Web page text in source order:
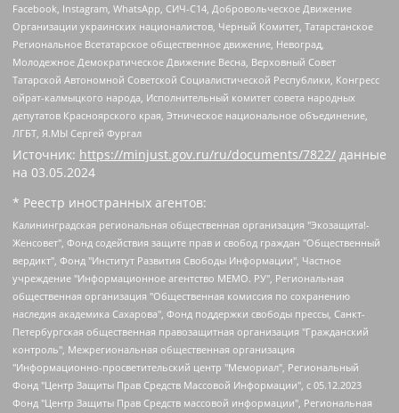
Facebook, Instagram, WhatsApp, СИЧ-С14, Добровольческое Движение
Организации украинских националистов, Черный Комитет, Татарстанское
Региональное Всетатарское общественное движение, Невоград,
Молодежное Демократическое Движение Весна, Верховный Совет
Татарской Автономной Советской Социалистической Республики, Конгресс
ойрат-калмыцкого народа, Исполнительный комитет совета народных
депутатов Красноярского края, Этническое национальное объединение,
ЛГБТ, Я.МЫ Сергей Фургал
Источник: https://minjust.gov.ru/ru/documents/7822/ данные
на 03.05.2024
* Реестр иностранных агентов:
Калининградская региональная общественная организация "Экозащита!-Женсовет", Фонд содействия защите прав и свобод граждан "Общественный вердикт", Фонд "Институт Развития Свободы Информации", Частное учреждение "Информационное агентство МЕМО. РУ", Региональная общественная организация "Общественная комиссия по сохранению наследия академика Сахарова", Фонд поддержки свободы прессы, Санкт-Петербургская общественная правозащитная организация "Гражданский контроль", Межрегиональная общественная организация "Информационно-просветительский центр "Мемориал", Региональный Фонд "Центр Защиты Прав Средств Массовой Информации", с 05.12.2023 Фонд "Центр Защиты Прав Средств массовой информации", Региональная общественная благотворительная организация помощи беженцам и мигрантам "Гражданское содействие", Негосударственное образовательное учреждение дополнительного профессионального образования (повышение квалификации) специалистов "АКАДЕМИЯ ПО ПРАВАМ ЧЕЛОВЕКА", Свердловская региональная общественная организация "Сутяжник", Автономная некоммерческая организация "Центр независимых социологических исследований", Союз общественных объединений "Российский исследовательский центр по правам человека", Региональное общественное учреждение научно-информационный центр "МЕМОРИАЛ", Некоммерческая организация "Фонд защиты гласности", Автономная некоммерческая организация "Институт прав человека", Городская общественная организация "Екатеринбургское общество "МЕМОРИАЛ", Городская общественная организация "Рязанское историко-просветительское и правозащитное общество "Мемориал" (Рязанский Мемориал), Челябинский региональный орган общественной самодеятельности – женское общественное объединение "Женщины Евразии", Челябинский региональный орган общественной самодеятельности "Уральская правозащитная группа", Фонд содействия защите здоровья и социальной справедливости имени Андрея Рылькова, Автономная Некоммерческая Организация "Аналитический Центр Юрия Левады", Автономная некоммерческая организация социальной поддержки населения "Проект Апрель", Региональная общественная организация помощи женщинам и детям, находящимся в кризисной ситуации "Информационно-методический центр "Анна", Фонд содействия развитию массовых коммуникаций и правовому просвещению "Так-так-Так", Фонд содействия устойчивому развитию "Серебряная тайга", Свердловский региональный общественный фонд социальных проектов "Новое время", "Idel.Реалии", Кавказ.Реалии, Крым.Реалии, Телеканал Настоящее Время, Татаро-башкирская служба Радио Свобода (Azatliq Radiosi), Радио Свободная Европа/Радио Свобода (PCE/PC), "Сибирь.Реалии", "Фактограф", Благотворительный фонд помощи осужденным и их семьям, Автономная некоммерческая организация "Институт глобализации и социальных движений", Фонд "В защиту прав заключенных", Частное учреждение "Центр поддержки и содействия развитию средств массовой информации", Пензенский региональный общественный благотворительный фонд "Гражданский союз", "Север.Реалии", Некоммерческая организация Фонд "Правовая инициатива", Общество с ограниченной ответственностью "Радио Свободная Европа/Радио Свобода", Чешское информационное агентство "MEDIUM-ORIENT", Красноярская региональная общественная организация "Мы против СПИДа", Камалягин Денис Николаевич, Маркелов Сергей Евгеньевич, Пономарев Лев Александрович, Савицкая Людмила Алексеевна, Автономная некоммерческая организация "Центр по работе с проблемой насилия "НАСИЛИЮ.НЕТ", Межрегиональный профессиональный союз работников здравоохранения "Альянс врачей", Юридическое лицо, зарегистрированное в Латвийской Республике, SIA "Medusa Project" (регистрационный номер 40103797863, дата регистрации 10.06.2014), Некоммерческая организация "Фонд по борьбе с коррупцией", Автономная некоммерческая организация "Институт права и публичной политики", Баданин Роман Сергеевич, Гликин Максим Александрович, Железнова Мария Михайловна, Лукьянова Юлия Сергеевна, Маетная Елизавета Витальевна, Маняхин Петр Борисович, Чуракова Ольга Владимировна, Ярош Юлия Петровна, Юридическое лицо "The Insider SIA", зарегистрированное в Риге, Латвийская Республика (дата регистрации 26.06.2015), являющееся администратором доменного имени интернет-издания "The Insider SIA", https://theins.ru, Постернак Алексей Евгеньевич, Рубин Михаил Аркадьевич, Анин Роман Александрович, Юридическое лицо Istories fonds, зарегистрированное в Латвийской Республике (регистрационный номер 50008295751, дата регистрации 24.02.2020), Великовский Дмитрий Александрович, Долинина Ирина Николаевна, Мароховская Алеся Алексеевна, Шлейнов Роман Юрьевич, Шмагун Олеся Валентиновна, Общество с ограниченной ответственностью "Альтаир 2021", Общество с ограниченной ответственностью "Вега 2021", Общество с ограниченной ответственностью "Главный редактор 2021", Общество с ограниченной ответственностью "Ромашки монолит", Важенков Артем Валерьевич, Ивановская областная общественная организация "Центр гендерных исследований", Гурман Юрий Альбертович, Медиапроект "ОВД-Инфо", Егоров Владимир Владимирович, Жилинский Владимир Александрович, Общество с ограниченной ответственностью "ЗП", Иванова София Юрьевна, Карезина Инна Павловна, Кильтау Екатерина Викторовна, Петров Алексей Викторович, Пискунов Сергей Евгеньевич, Смирнов Сергей Сергеевич, Тихонов Михаил Сергеевич, Общество с ограниченной ответственностью "ЖУРНАЛИСТ-ИНОСТРАННЫЙ АГЕНТ", Арапова Галина Юрьевна, Вольтская Татьяна Анатольевна, Американская компания "Mason G.E.S. Anonymous Foundation" (США), являющаяся владельцем интернет-издания https://mnews.world/, Компания "Stichting Bellingcat", зарегистрированная в Нидерландах (дата регистрации 11.07.2018), Захаров Андрей Вячеславович, Клепиковская Екатерина Дмитриевна, Общество с ограниченной ответственностью "МЕМО", Перл Роман Александрович, Симонов Евгений Алексеевич, Соловьева Елена Анатольевна, Сотников Даниил Владимирович, Сурначева Елизавета Дмитриевна, Автономная некоммерческая организация по защите прав человека и информированию населения "Якутия – Наше Мнение", Общество с ограниченной ответственностью "Москоу диджитал медиа", с 26.01.2023 Общество с ограниченной ответственностью "Чайка Белые сады", Ветошкина Валерия Валерьевна, Заговора Максим Александрович, Межрегиональное общественное движение "Российская ЛГБТ - сеть", Оленичев Максим Владимирович, Павлов Иван Юрьевич, Скворцова Елена Сергеевна, Общество с ограниченной ответственностью "Как бы инагент", Кочетков Игорь Викторович, Общество с ограниченной ответственностью "Честные выборы", Еланчик Олег Александрович, Общество с ограниченной ответственностью "Нобелевский призыв", Гималова Регина Эмилевна, Григорьев Андрей Валерьевич, Григорьева Алина Александровна, Ассоциация по содействию защите прав призывников, альтернативнослужащих и военнослужащих "Правозащитная группа "Гражданин.Армия.Право", Хисамова Регина Фаритовна, Автономная некоммерческая организация по реализации социально-правовых программ "Лилит", Дальневосточное общественное движение "Маяк", Санкт-Петербургская ЛГБТ-инициативная группа "Выход", Инициативная группа ЛГБТ+ "Реверс", Алексеев Андрей Викторович, Бекбулатова Таисия Львовна, Беляев Иван Михайлович, Владыкина Елена Сергеевна, Гельман Марат Александрович, Никульшина Вероника Юрьевна, Толоконникова Надежда Андреевна, Шендерович Виктор Анатольевич, Общество с ограниченной ответственностью "Данное сообщение", Общество с ограниченной ответственностью Издательский дом "Новая глава", Айнбиндер Александра Александровна, Московский комьюнити-центр для ЛГБТ+инициатив, Благотворительный фонд развития филантропии, Deutsche Welle (Германия, Kurt-Schumacher-Strasse 3, 53113 Bonn), Борзунова Мария Михайловна, Воробьев Виктор Викторович, Голубева Анна Львовна, Константинова Алла Михайловна, Малкова Ирина Владимировна, Мурадов Мурад Абдулгалимович, Осетинская Елизавета Николаевна, Понасенков Евгений Николаевич, Ганапольский Матвей Юрьевич, Киселев Евгений Алексеевич, Борухович Ирина Григорьевна, Дремин Иван Тимофеевич, Дубровский Дмитрий Викторович, Красноярская региональная общественная организация поддержки и развития альтернативных образовательных технологий и межкультурных коммуникаций "ИНТЕРРА", Маяковская Екатерина Алексеевна, Фейгин Марк Захарович, Филимонов Андрей Викторович, Дзугкоева Регина Николаевна, Доброхотов Роман Александрович, Дудь Юрий Александрович, Елкин Сергей Владимирович, Кругликов Кирилл Игоревич, Сабунаева Мария Леонидовна, Семенов Алексей Владимирович, Шаинян Карен Багратович, Шульман Екатерина Михайловна, Асафьев Артур Валерьевич, Вахштайн Виктор Семенович, Венедиктов Алексей Алексеевич, Лушникова Екатерина Евгеньевна, Волков Леонид Михайлович, Невзоров Александр Глебович, Пархоменко Сергей Борисович, Сироткин Ярослав Николаевич, Кара-Мурза Владимир Владимирович, Баранова Наталья Владимировна, Гозман Леонид Яковлевич, Кагарлицкий Борис Юльевич, Климарев Михаил Валерьевич, Милов Владимир Станиславович, Автономная некоммерческая организация Краснодарский центр современного искусства "Типография", Моргенштерн Алишер Тагирович, Соболь Любовь Эдуардовна, Общество с ограниченной ответственностью "ЛИЗА НОРМ", Каспаров Гарри Кимович, Ходорковский Михаил Борисович, Общество с ограниченной ответственностью "Апрельские тезисы", Данилович Ирина Брониславовна, Кашин Олег Владимирович, Петров Николай Владимирович, Пивоваров Алексей Владимирович, Соколов Михаил Владимирович, Цветкова Юлия Владимировна, Чичваркин Евгений Александрович, Комитет против пыток/Команда против пыток, Общество с ограниченной ответственностью "Первый научный", Общество с ограниченной ответственностью "Вертолет и ко", Белоцерковская Вероника Борисовна, Кац Максим Евгеньевич, Лазарева Татьяна Юрьевна, Шаведдинов Руслан Табризович, Яшин Илья Валерьевич, Общество с ограниченной ответственностью "Иноагент ААВ", Алешковский Дмитрий Петрович, Альбац Евгения Марковна, Быков Дмитрий Львович, Галямина Юлия Евгеньевна, Лойко Сергей Леонидович, Мартынов Кирилл Константинович, Медведев Сергей Александрович, Крашенинников Федор Геннадиевич, Гордеева Катерина Вл